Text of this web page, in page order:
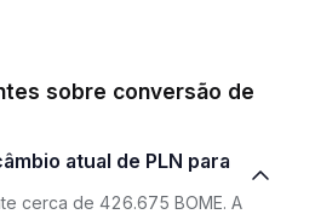
sobre conversão de
cerca de 426.675 BOME. A